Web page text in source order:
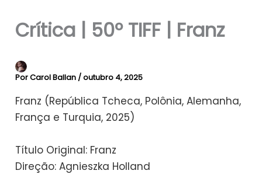
Crítica | 50º TIFF | Franz
PorCarol Ballan /outubro 4, 2025
Franz (República Tcheca, Polônia, Alemanha,
França e Turquia, 2025)
Título Original: Franz
Direção: Agnieszka Holland